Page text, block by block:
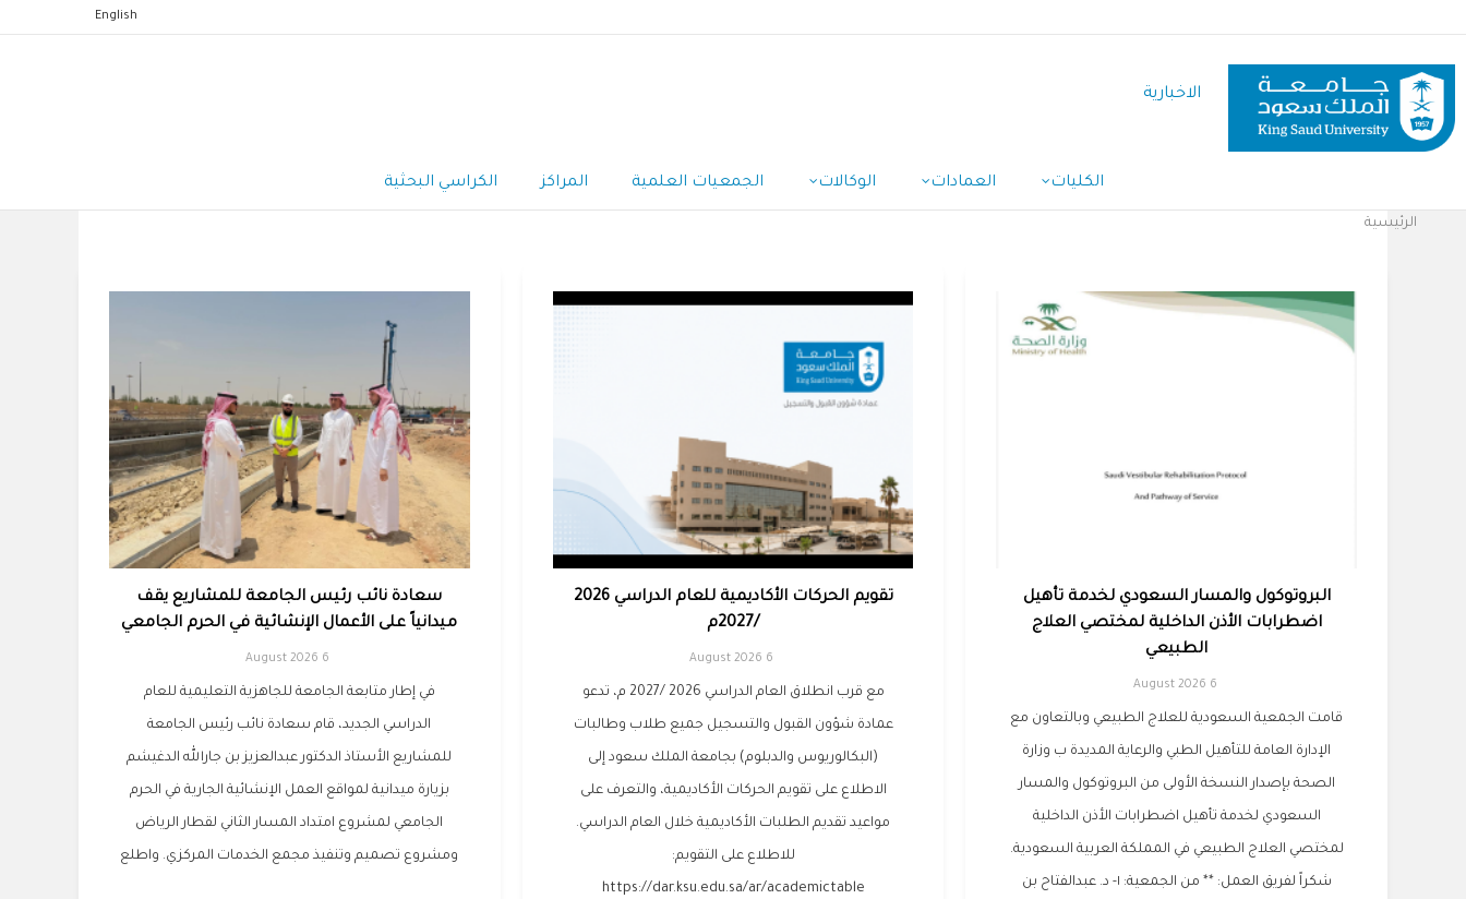
المحتوى
الرئيسي
English
الاخبارية
الكليات العمادات الوكالات الجمعيات العلمية المراكز الكراسي البحثية
الرئيسية
البروتوكول والمسار السعودي لخدمة تأهيل
اضطرابات الأذن الداخلية لمختصي العلاج
الطبيعي
6 August 2026
قامت الجمعية السعودية للعلاج الطبيعي وبالتعاون مع
الإدارة العامة للتأهيل الطبي والرعاية المديدة ب وزارة
الصحة بإصدار النسخة الأولى من البروتوكول والمسار
السعودي لخدمة تأهيل اضطرابات الأذن الداخلية
لمختصي العلاج الطبيعي في المملكة العربية السعودية.
شكراً لفريق العمل: ** من الجمعية: ١- د. عبدالفتاح بن
تقويم الحركات الأكاديمية للعام الدراسي 2026
/2027م
6 August 2026
مع قرب انطلاق العام الدراسي 2026 /2027 م، تدعو
عمادة شؤون القبول والتسجيل جميع طلاب وطالبات
(البكالوريوس والدبلوم) بجامعة الملك سعود إلى
الاطلاع على تقويم الحركات الأكاديمية، والتعرف على
مواعيد تقديم الطلبات الأكاديمية خلال العام الدراسي.
للاطلاع على التقويم:
https://dar.ksu.edu.sa/ar/academictable
سعادة نائب رئيس الجامعة للمشاريع يقف
ميدانياً على الأعمال الإنشائية في الحرم الجامعي
6 August 2026
في إطار متابعة الجامعة للجاهزية التعليمية للعام
الدراسي الجديد، قام سعادة نائب رئيس الجامعة
للمشاريع الأستاذ الدكتور عبدالعزيز بن جارالله الدغيشم
بزيارة ميدانية لمواقع العمل الإنشائية الجارية في الحرم
الجامعي لمشروع امتداد المسار الثاني لقطار الرياض
ومشروع تصميم وتنفيذ مجمع الخدمات المركزي. واطلع